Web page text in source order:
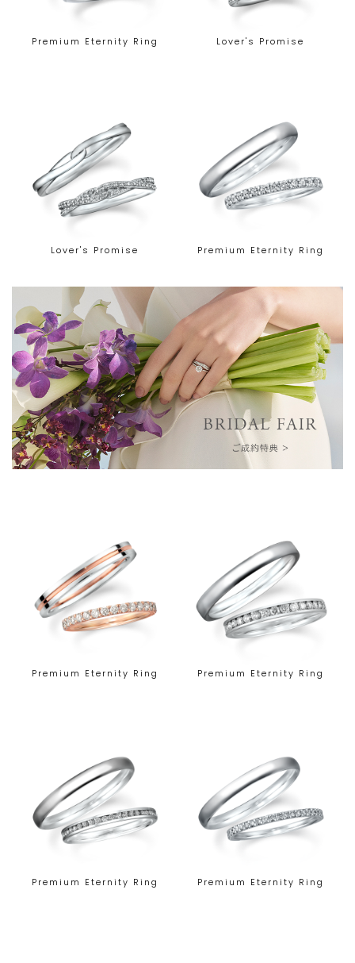
Premium Eternity Ring Lover's Promise
Lover's Promise Premium Eternity Ring
Premium Eternity Ring Premium Eternity Ring
Premium Eternity Ring Premium Eternity Ring